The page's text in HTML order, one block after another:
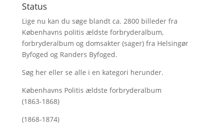
Status
Lige nu kan du søge blandt ca. 2800 billeder fra
Københavns politis ældste forbryderalbum,
forbryderalbum og domsakter (sager) fra Helsingør
Byfoged og Randers Byfoged.
Søg hereller se alle i en kategori herunder.
Københavns Politis ældste forbryderalbum
(1863-1868)
(1868-1874)